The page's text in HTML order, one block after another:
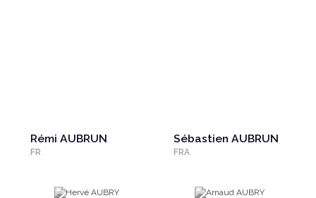
Rémi AUBRUN
FR
Sébastien AUBRUN
FRA